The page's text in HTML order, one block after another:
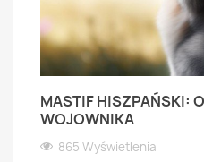
MASTIF HISZPAŃSKI:
WOJOWNIKA
865 Wyświetlenia